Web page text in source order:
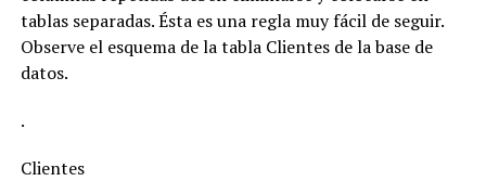
tablas separadas. Ésta es una regla muy fácil de seguir.
Observe el esquema de la tabla Clientes de la base de
datos.
.
Clientes